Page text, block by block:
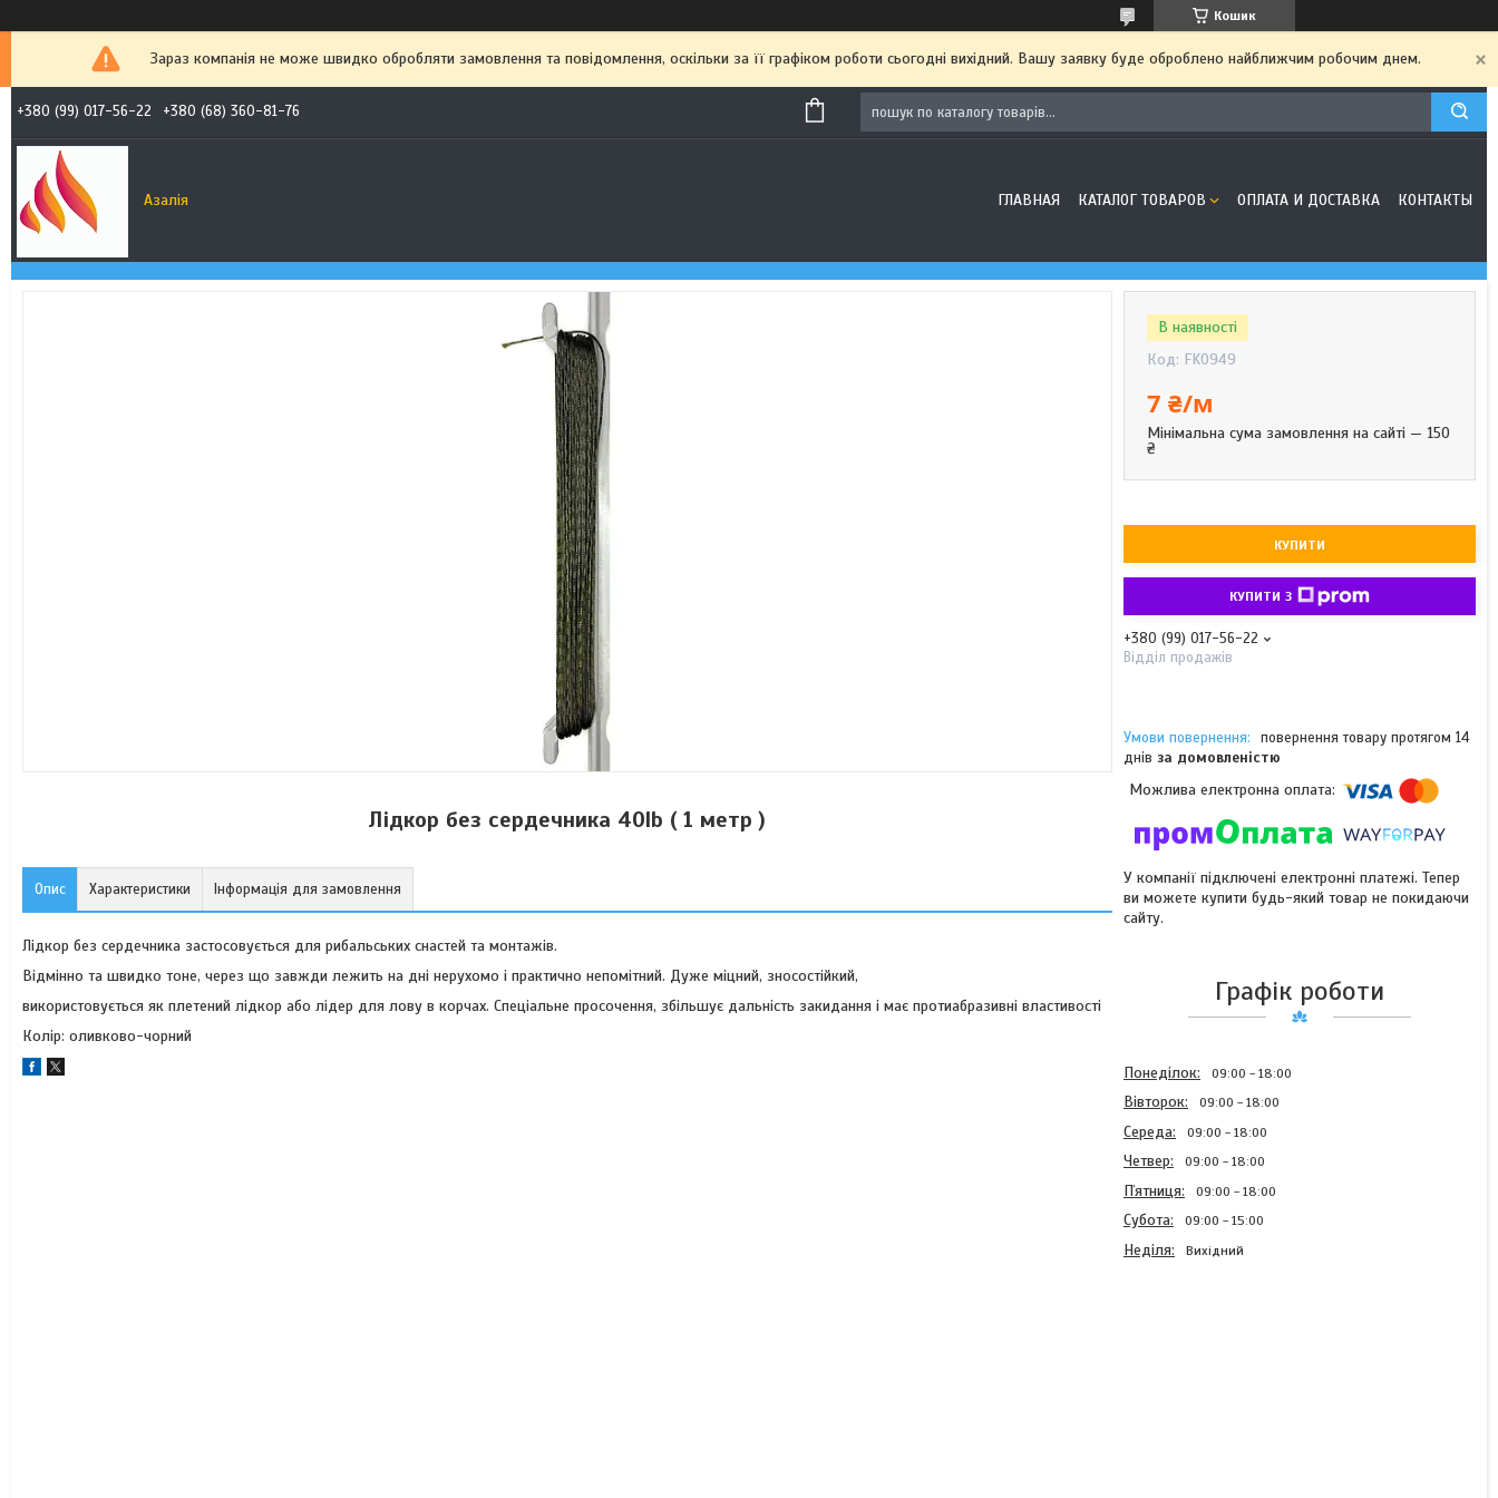
Кошик
Зараз компанія не може швидко обробляти замовлення та повідомлення, оскільки за її графіком роботи сьогодні вихідний. Вашу заявку буде оброблено найближчим робочим днем.
+380 (99) 017-56-22 +380 (68) 360-81-76
Азалія ГЛАВНАЯ КАТАЛОГ ТОВАРОВ ОПЛАТА И ДОСТАВКА КОНТАКТЫ
Лідкор без сердечника 40lb ( 1 метр )
Опис Характеристики Інформація для замовлення
Лідкор без сердечника застосовується для рибальських снастей та монтажів.
Відмінно та швидко тоне, через що завжди лежить на дні нерухомо і практично непомітний. Дуже міцний, зносостійкий,
використовується як плетений лідкор або лідер для лову в корчах. Спеціальне просочення, збільшує дальність закидання і має протиабразивні властивості
Колір: оливково-чорний
В наявності
Код: FK0949
7 ₴/м
Мінімальна сума замовлення на сайті — 150
₴
КУПИТИ
КУПИТИ З
+380 (99) 017-56-22
Відділ продажів
повернення товару протягом 14
днів за домовленістю
У компанії підключені електронні платежі. Тепер
ви можете купити будь-який товар не покидаючи
сайту.
Графік роботи
Понеділок 09:00 18:00
Вівторок 09:00 18:00
Середа 09:00 18:00
Четвер 09:00 18:00
Пʼятниця 09:00 18:00
Субота 09:00 15:00
Неділя Вихідний